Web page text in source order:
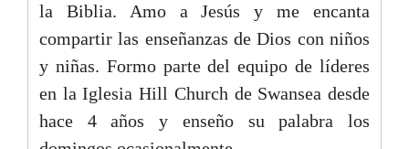
la Biblia. Amo a Jesús y me encanta
compartir las enseñanzas de Dios con niños
y niñas. Formo parte del equipo de líderes
en la Iglesia Hill Church de Swansea desde
hace 4 años y enseño su palabra los